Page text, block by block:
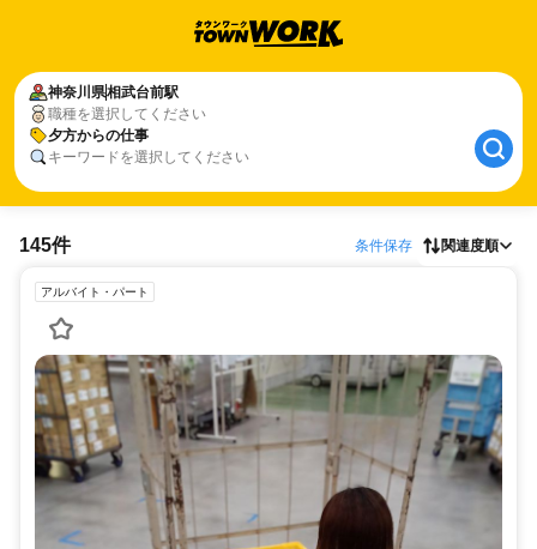
神奈川県相武台前駅
職種を選択してください
夕方からの仕事
キーワードを選択してください
145件 条件保存 関連度順
アルバイト・パート